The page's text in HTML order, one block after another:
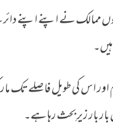
ممالک نے اپنے اپنے
اور اس کی طویل فاصلے تک
بار زیرِ بحث رہا ہے۔